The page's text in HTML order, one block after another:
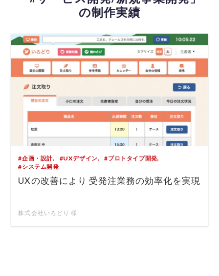
の制作実績
#企画・設計 #UXデザイン
#プロトタイプ開発
#システム開発
UXの改善により 受発注業務の効率化を実現
株式会社いろどり 様